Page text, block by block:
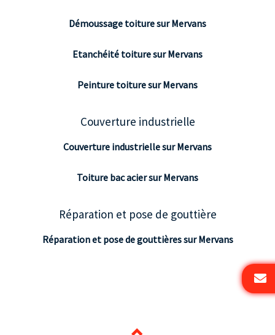
Démoussage toiture sur Mervans
Etanchéité toiture sur Mervans
Peinture toiture sur Mervans
Couverture industrielle
Couverture industrielle sur Mervans
Toiture bac acier sur Mervans
Réparation et pose de gouttière
Réparation et pose de gouttières sur Mervans